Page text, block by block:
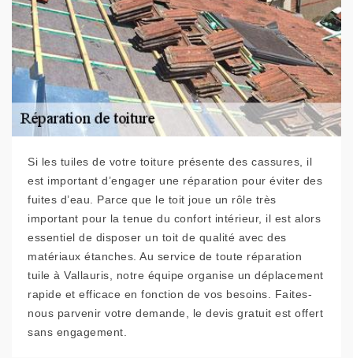
Si les tuiles de votre toiture présente des cassures, il
est important d’engager une réparation pour éviter des
fuites d’eau. Parce que le toit joue un rôle très
important pour la tenue du confort intérieur, il est alors
essentiel de disposer un toit de qualité avec des
matériaux étanches. Au service de toute réparation
tuile à Vallauris, notre équipe organise un déplacement
rapide et efficace en fonction de vos besoins. Faites-
nous parvenir votre demande, le devis gratuit est offert
sans engagement.